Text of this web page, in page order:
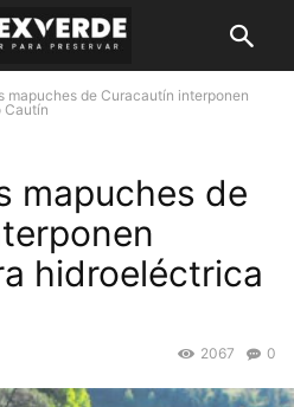
mapuches de Curacautín interponen
Cautín
mapuches de
hidroeléctrica
0
2067